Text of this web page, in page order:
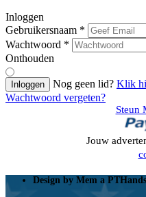
Inloggen
Gebruikersnaam *
Wachtwoord *
Onthouden
Inloggen Nog geen lid? Klik
Wachtwoord vergeten?
Steun
Jouw
Design by Mem a